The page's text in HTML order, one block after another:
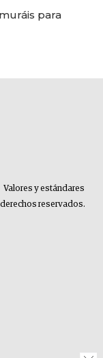
para
Valores y estándares
reservados.